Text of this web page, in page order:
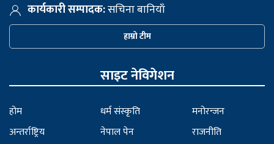
कार्यकारी सम्पादक:सचिना बानियाँ
हाम्रो टीम
साइट नेविगेशन
होम
अन्तर्राष्ट्रिय
धर्म संस्कृति
नेपाल पेन
मनोरन्जन
राजनीति